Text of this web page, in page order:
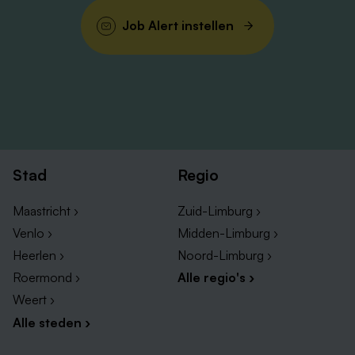
de doorgaande lijn 2–7 jaar te versterken;
Levert een actieve bijdrage aan de ontwikkeling
Hebt een Pabo-diploma;
kleuters;
Bent sterk in pedagogisch handelen en ziet snel
wat kinderen nodig hebben;
Werkt graag samen in multidisciplinaire teams;
Bent reflectief, ontwikkelingsgericht en
professioneel nieuwsgierig;
Job Alert instellen
Stad
Maastricht ›
Venlo ›
Heerlen ›
Roermond ›
Weert ›
Alle steden ›
Regio
Zuid-Limburg ›
Midden-Limburg ›
Noord-Limburg ›
Alle regio's ›